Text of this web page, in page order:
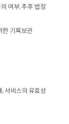
여부, 추후 법정
한 기록보관
서비스의 유효성